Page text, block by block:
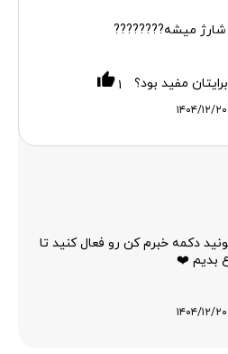
میشه????????
۱۴۰۴/۱۲/۲۰
مفید بود؟ ۱
دکمه خبرم کن رو فعال کنید تا
بدیم ❤️
۱۴۰۴/۱۲/۲۰